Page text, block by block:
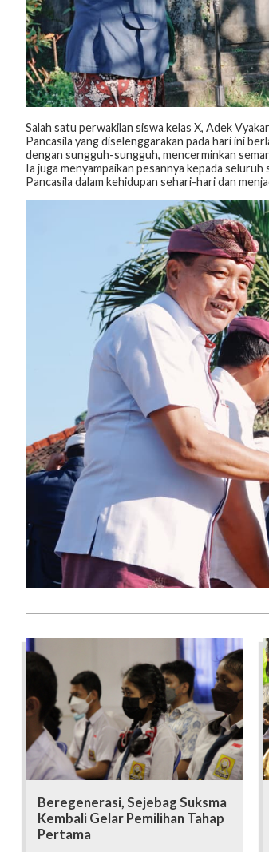
Salah satu perwakilan siswa kelas X, Adek
Pancasila yang diselenggarakan pada hari ini
dengan sungguh-sungguh, mencerminkan
Ia juga menyampaikan pesannya kepada
Pancasila dalam kehidupan sehari-hari dan
Beregenerasi, Sejebag Suksma
Kembali Gelar Pemilihan Tahap
Pertama